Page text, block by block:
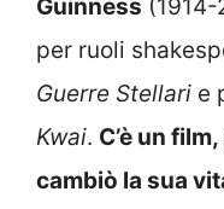
Guinness
per ruoli
Guerre Stellari e
Kwai. C’è un
cambiò la sua